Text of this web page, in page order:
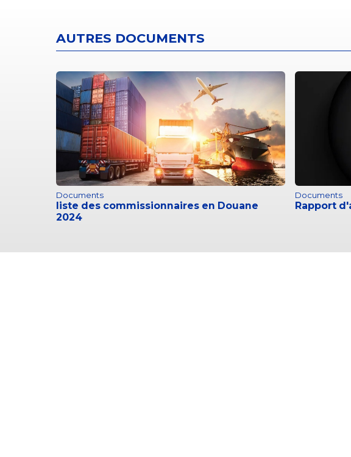
AUTRES DOCUMENTS
Documents
liste des commissionnaires en Douane
2024
Documents
Rapport